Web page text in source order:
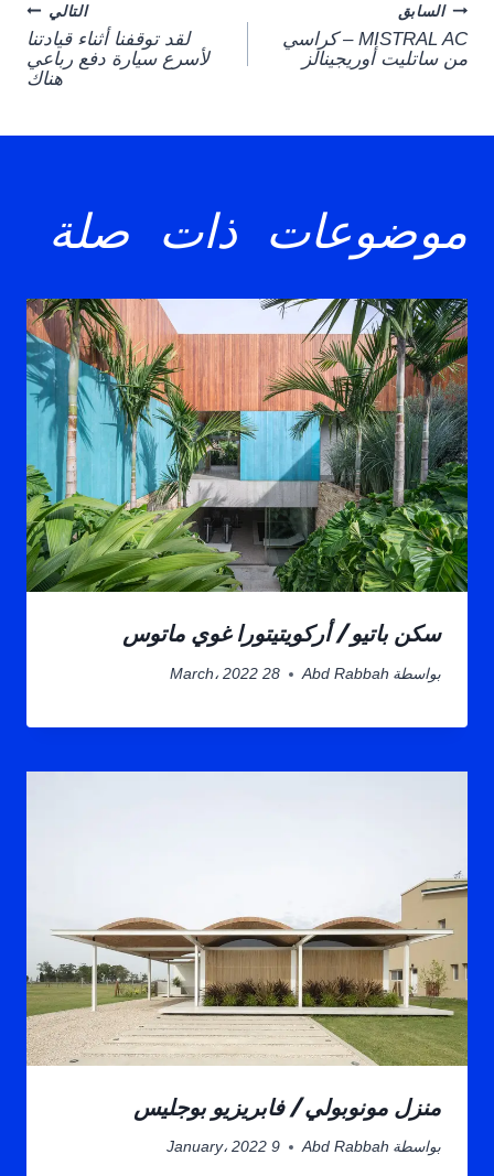
Post
navigation
السابق
MISTRAL AC – كراسي
من ساتليت أوريجينالز
التالي
لقد توقفنا أثناء قيادتنا
لأسرع سيارة دفع رباعي
هناك
موضوعات ذات صلة
سكن باتيو / أركويتيتورا غوي ماتوس
بواسطة Abd Rabbah 28 March، 2022
منزل مونوبولي / فابريزيو بوجليس
بواسطة Abd Rabbah 9 January، 2022